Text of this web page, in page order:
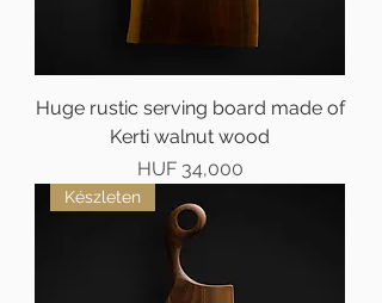
Huge rustic serving board made of
Kerti walnut wood
Price
HUF 34,000
Készleten